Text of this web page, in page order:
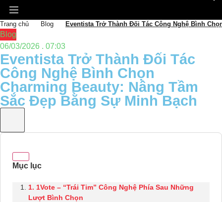
Trang chủ Blog Eventista Trở Thành Đối Tác Công Nghệ Bình
Blog
06/03/2026 . 07:03
Eventista Trở Thành Đối Tác
Công Nghệ Bình Chọn
Charming Beauty: Nâng Tầm
Sắc Đẹp Bằng Sự Minh Bạch
1. 1Vote – “Trái Tim” Công Nghệ Phía Sau Những
Lượt Bình Chọn